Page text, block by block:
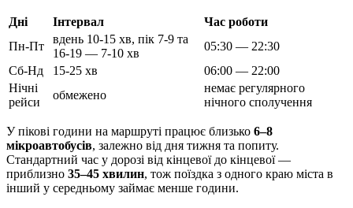
Дні Інтервал
Час роботи
Пн-Пт
вдень 10-15 хв, пік 7-9 та
16-19 — 7-10 хв
05:30 — 22:30
Сб-Нд
15-25 хв
06:00 — 22:00
Нічні
рейси
обмежено
немає регулярного
нічного сполучення
У пікові години на маршруті працює близько 6–8
мікроавтобусів, залежно від дня тижня та попиту.
Стандартний час у дорозі від кінцевої до кінцевої —
приблизно 35–45 хвилин, тож поїздка з одного краю міста в
інший у середньому займає менше години.